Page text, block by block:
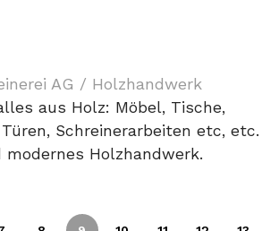
AG / Holzhandwerk
aus Holz: Möbel, Tische,
Schreinerarbeiten etc, etc.
Holzhandwerk.